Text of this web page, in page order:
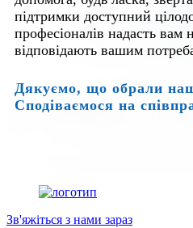
підтримки доступний
професіоналів надасть
відповідають вашим
Дякуємо, що обрали
Сподіваємося на
Зв'яжіться з нами зараз